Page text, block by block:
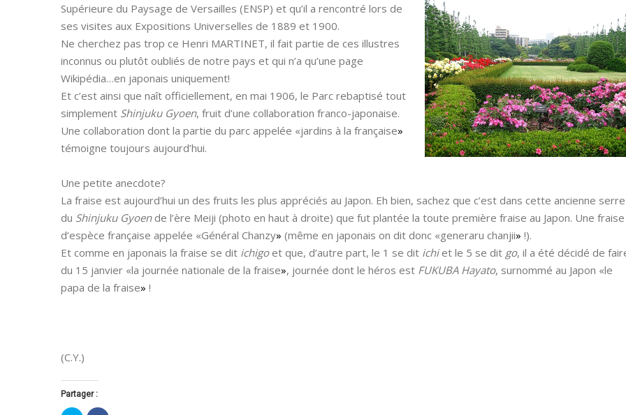
Supérieure du Paysage de Versailles (ENSP) et qu’il a rencontré lors de
ses visites aux Expositions Universelles de 1889 et 1900.
Ne cherchez pas trop ce Henri MARTINET, il fait partie de ces illustres
inconnus ou plutôt oubliés de notre pays et qui n’a qu’une page
Wikipédia…en japonais uniquement!
Et c’est ainsi que naît officiellement, en mai 1906, le Parc rebaptisé tout
simplement Shinjuku Gyoen, fruit d’une collaboration franco-japonaise.
Une collaboration dont la partie du parc appelée «jardins à la française»
témoigne toujours aujourd’hui.
Une petite anecdote?
La fraise est aujourd’hui un des fruits les plus appréciés au Japon. Eh bien, sachez que c’est dans cette ancienne serre
du Shinjuku Gyoende l’ère Meiji (photo en haut à droite) que fut plantée la toute première fraise au Japon. Une fraise
d’espèce française appelée «Général Chanzy» (même en japonais on dit donc «generaru chanjii» !).
Et comme en japonais la fraise se dit ichigoet que, d’autre part, le 1 se dit ichiet le 5 se dit go, il a été décidé de
du 15 janvier «la journée nationale de la fraise», journée dont le héros est FUKUBA Hayato, surnommé au Japon «le
papa de la fraise» !
(C.Y.)
Partager :